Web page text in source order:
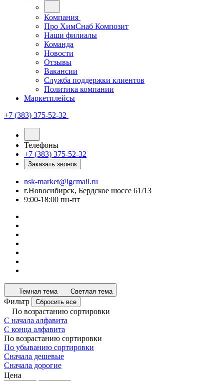
Компания
Про ХимСнаб Композит
Наши филиалы
Команда
Новости
Отзывы
Вакансии
Служба поддержки клиентов
Политика компании
Маркетплейсы
+7 (383) 375-52-32
Телефоны
+7 (383) 375-52-32
Заказать звонок
nsk-market@igcmail.ru
г.Новосибирск, Бердское шоссе 61/13
9:00-18:00 пн-пт
Темная тема Светлая тема
Фильтр Сбросить все
По возрастанию сортировки
С начала алфавита
С конца алфавита
По возрастанию сортировки
По убыванию сортировки
Сначала дешевые
Сначала дорогие
Цена